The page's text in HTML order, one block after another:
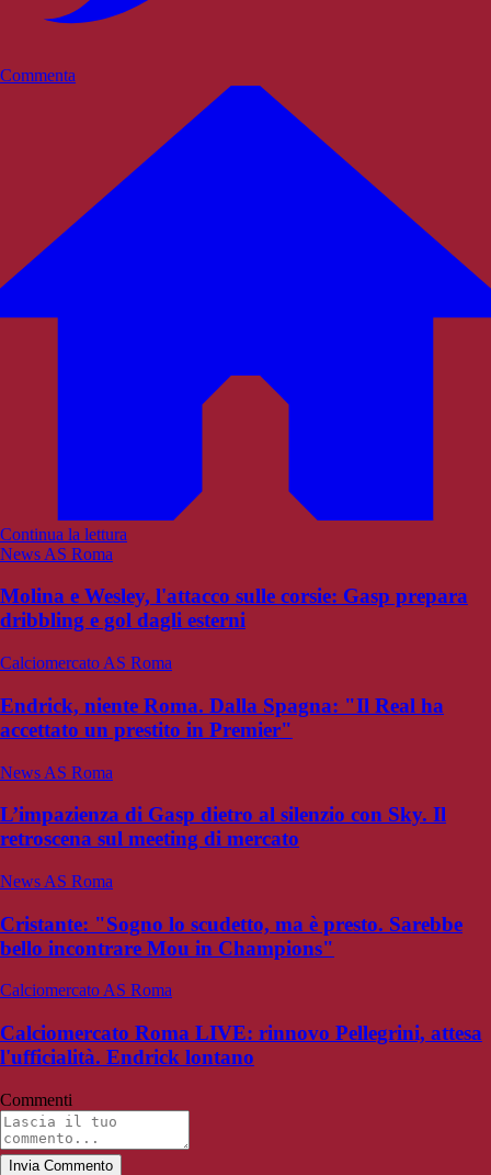
Commenta
Continua la lettura
News AS Roma
Molina e Wesley, l'attacco sulle corsie: Gasp prepara
dribbling e gol dagli esterni
Calciomercato AS Roma
Endrick, niente Roma. Dalla Spagna: "Il Real ha
accettato un prestito in Premier"
News AS Roma
L’impazienza di Gasp dietro al silenzio con Sky. Il
retroscena sul meeting di mercato
News AS Roma
Cristante: "Sogno lo scudetto, ma è presto. Sarebbe
bello incontrare Mou in Champions"
Calciomercato AS Roma
Calciomercato Roma LIVE: rinnovo Pellegrini, attesa
l'ufficialità. Endrick lontano
Commenti
Invia Commento